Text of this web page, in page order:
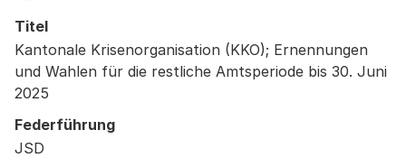
Titel
Kantonale Krisenorganisation (KKO); Ernennungen
und Wahlen für die restliche Amtsperiode bis 30. Juni
2025
Federführung
JSD